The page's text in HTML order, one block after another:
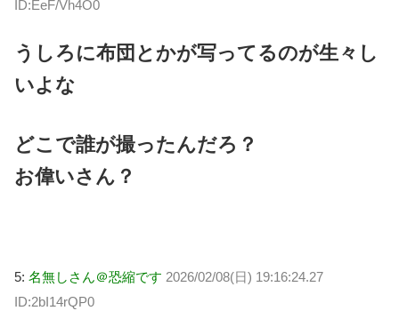
ID:EeF/Vh4O0
うしろに布団とかが写ってるのが生々し
いよな
どこで誰が撮ったんだろ？
お偉いさん？
5: 名無しさん＠恐縮です 2026/02/08(日) 19:16:24.27
ID:2bI14rQP0